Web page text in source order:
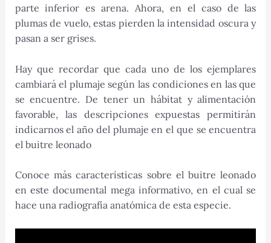
parte inferior es arena. Ahora, en el caso de las
plumas de vuelo, estas pierden la intensidad oscura y
pasan a ser grises.
Hay que recordar que cada uno de los ejemplares
cambiará el plumaje según las condiciones en las que
se encuentre. De tener un hábitat y alimentación
favorable, las descripciones expuestas permitirán
indicarnos el año del plumaje en el que se encuentra
el buitre leonado
Conoce más características sobre el buitre leonado
en este documental mega informativo, en el cual se
hace una radiografía anatómica de esta especie.